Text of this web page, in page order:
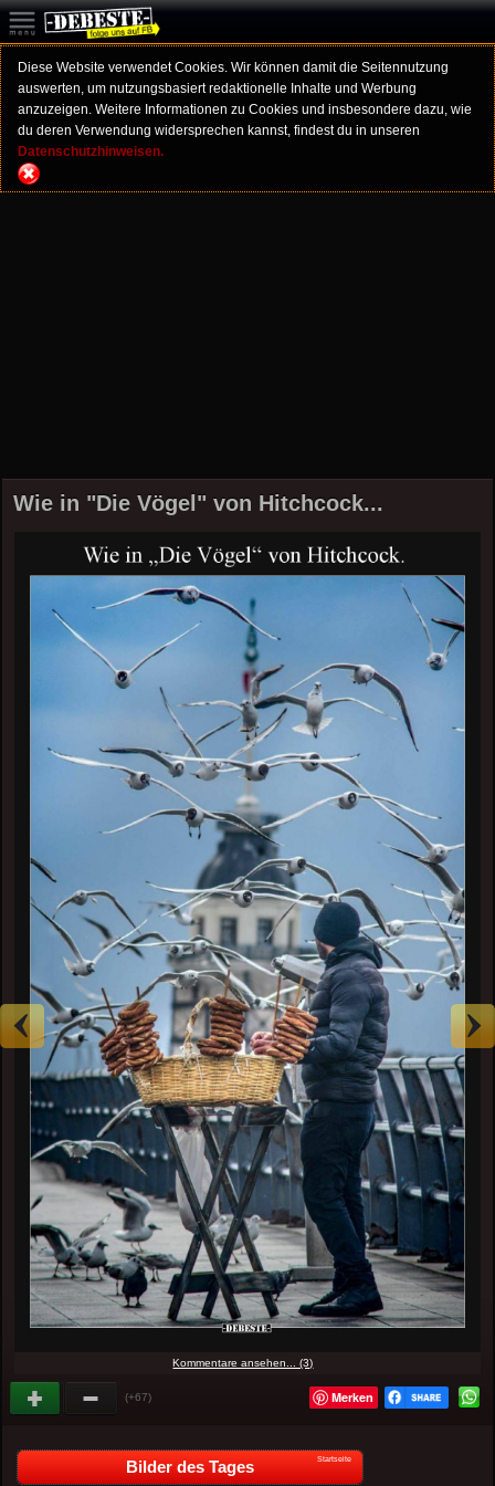
Diese Website verwendet Cookies. Wir können damit die Seitennutzung
auswerten, um nutzungsbasiert redaktionelle Inhalte und Werbung
anzuzeigen. Weitere Informationen zu Cookies und insbesondere dazu, wie
du deren Verwendung widersprechen kannst, findest du in unseren
Datenschutzhinweisen.
Wie in "Die Vögel" von Hitchcock...
Kommentare ansehen... (3)
(+67) Merken
Bilder des Tages Startseite